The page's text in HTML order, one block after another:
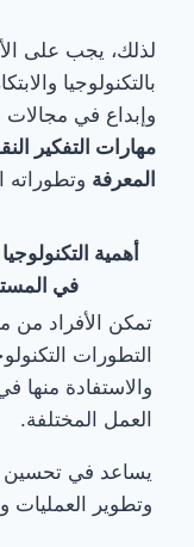
لذلك، يجب على
بالتكنولوجيا
وإبداع في مجالات
مهارات التفكير
المعرفة وتطوراته
أهمية
في
تمكن الأفراد من
التطورات
والاستفادة منها
العمل المختلفة.
يساعد في تحسين
وتطوير العمليات